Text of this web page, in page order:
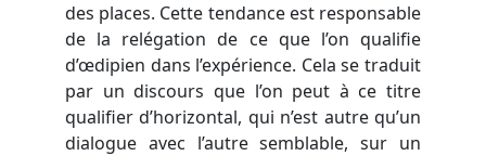
des places. Cette tendance est responsable
de la relégation de ce que l’on qualifie
d’œdipien dans l’expérience. Cela se traduit
par un discours que l’on peut à ce titre
qualifier d’horizontal, qui n’est autre qu’un
dialogue avec l’autre semblable, sur un